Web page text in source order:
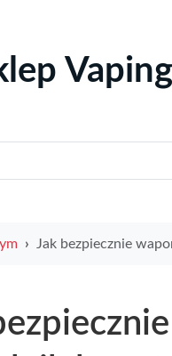
Jak bezpiecznie waporyzować marihuanę –